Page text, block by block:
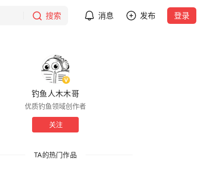
搜索 消息 发布 登录
钓鱼人木木哥
优质钓鱼领域创作者
关注
TA的热门作品